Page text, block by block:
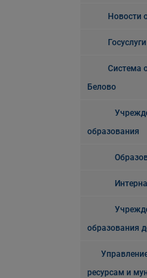
Новости
Госуслуги
Система
Белово
образования
образования
ресурсам и